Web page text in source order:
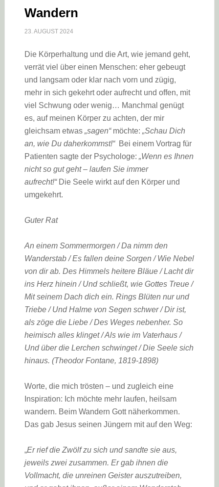
Wandern
23. AUGUST 2024
Die Körperhaltung und die Art, wie jemand geht,
verrät viel über einen Menschen: eher gebeugt
und langsam oder klar nach vorn und zügig,
mehr in sich gekehrt oder aufrecht und offen, mit
viel Schwung oder wenig… Manchmal genügt
es, auf meinen Körper zu achten, der mir
gleichsam etwas „sagen“möchte: „Schau Dich
an, wie Du daherkommst!“ Bei einem Vortrag für
Patienten sagte der Psychologe: „Wenn es Ihnen
nicht so gut geht – laufen Sie immer
aufrecht!“ Die Seele wirkt auf den Körper und
umgekehrt.
Guter Rat
An einem Sommermorgen / Da nimm den
Wanderstab / Es fallen deine Sorgen / Wie Nebel
von dir ab. Des Himmels heitere Bläue / Lacht dir
ins Herz hinein / Und schließt, wie Gottes Treue /
Mit seinem Dach dich ein. Rings Blüten nur und
Triebe / Und Halme von Segen schwer / Dir ist,
als zöge die Liebe / Des Weges nebenher. So
heimisch alles klinget / Als wie im Vaterhaus /
Und über die Lerchen schwinget / Die Seele sich
hinaus. (Theodor Fontane, 1819-1898)
Worte, die mich trösten – und zugleich eine
Inspiration: Ich möchte mehr laufen, heilsam
wandern. Beim Wandern Gott näherkommen.
Das gab Jesus seinen Jüngern mit auf den Weg:
„Er rief die Zwölf zu sich und sandte sie aus,
jeweils zwei zusammen. Er gab ihnen die
Vollmacht, die unreinen Geister auszutreiben,